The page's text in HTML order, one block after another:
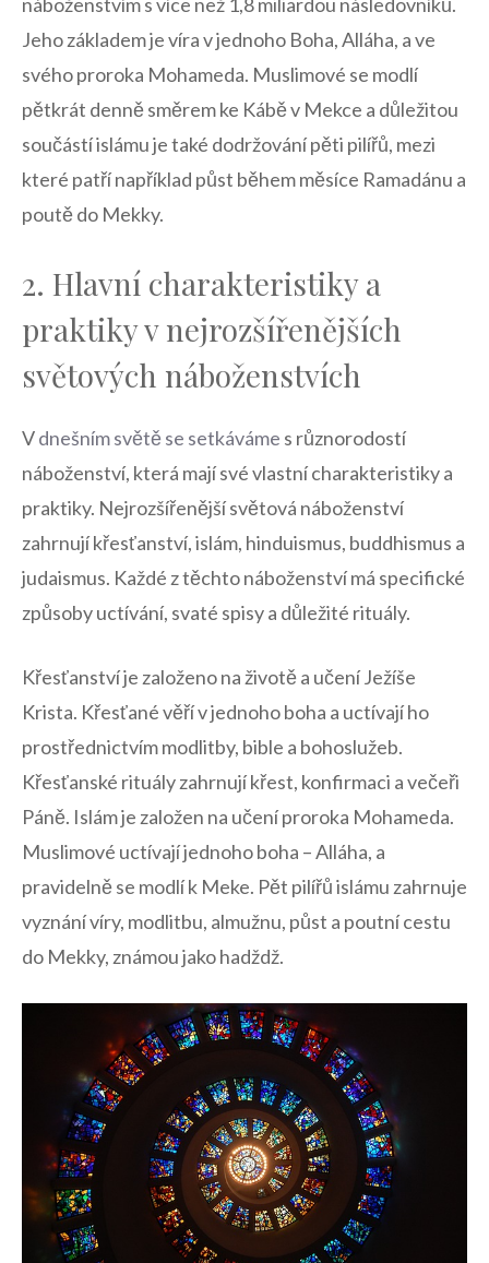
Jeho základem je víra v ⁣jednoho Boha, Alláha,⁢ a ve
svého proroka Mohameda. ⁤Muslimové se modlí
pětkrát ⁢denně směrem ke Kábě v Mekce a důležitou
součástí islámu je také dodržování pěti pilířů, mezi
které patří například půst během měsíce Ramadánu ‌a
poutě do Mekky.
2. Hlavní charakteristiky a‍
praktiky v nejrozšířenějších⁢
světových‌ náboženstvích
Vdnešním ⁢světě se setkáváme s různorodostí⁢
náboženství, která mají své‍ vlastní ⁣charakteristiky a
praktiky. ​Nejrozšířenější světová náboženství
zahrnují křesťanství, islám, hinduismus,⁢ buddhismus a
judaismus. Každé z těchto náboženství má​ specifické
způsoby uctívání, svaté ⁢spisy a ‍důležité rituály.
Křesťanství je založeno na životě ‌a učení Ježíše
Krista. Křesťané věří v jednoho boha a ​uctívají ⁢ho
prostřednictvím modlitby,⁢ bible a⁤ bohoslužeb.​
Křesťanské​ rituály zahrnují křest, konfirmaci a⁤ večeři
Páně. Islám ⁣je založen na učení proroka Mohameda.
Muslimové uctívají jednoho ⁤boha – ‍Alláha, ‌a‌
pravidelně se modlí⁤ k Meke. Pět pilířů islámu‍ zahrnuje
vyznání víry, modlitbu, almužnu, půst a poutní cestu
do Mekky,‌ známou jako hadždž.